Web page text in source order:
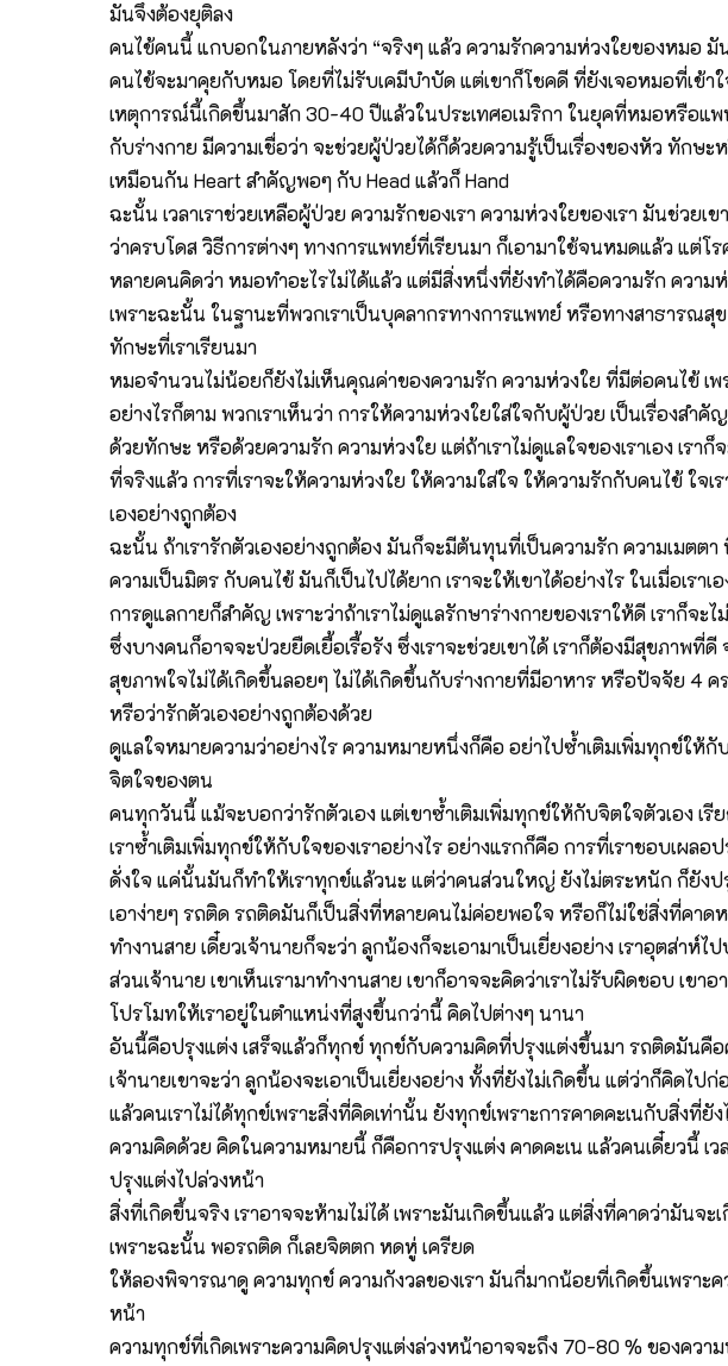
มันจึงต้องยุติลง
คนไข้คนนี้ แกบอกในภายหลังว่า “จริงๆ แล้ว ความรักความห่วงใยของหมอ
คนไข้จะมาคุยกับหมอ โดยที่ไม่รับเคมีบำบัด แต่เขาก็โชคดี ที่ยังเจอหมอที่เข้า
เหตุการณ์นี้เกิดขึ้นมาสัก 30-40 ปีแล้วในประเทศอเมริกา ในยุคที่หมอหรือแพ
กับร่างกาย มีความเชื่อว่า จะช่วยผู้ป่วยได้ก็ด้วยความรู้เป็นเรื่องของหัว ทัก
เหมือนกัน Heart สำคัญพอๆ กับ Head แล้วก็ Hand
ฉะนั้น เวลาเราช่วยเหลือผู้ป่วย ความรักของเรา ความห่วงใยของเรา มันช่ว
ว่าครบโดส วิธีการต่างๆ ทางการแพทย์ที่เรียนมา ก็เอามาใช้จนหมดแล้ว แต่โ
หลายคนคิดว่า หมอทำอะไรไม่ได้แล้ว แต่มีสิ่งหนึ่งที่ยังทำได้คือความรัก ความ
เพราะฉะนั้น ในฐานะที่พวกเราเป็นบุคลากรทางการแพทย์ หรือทางสาธารณ
ทักษะที่เราเรียนมา
หมอจำนวนไม่น้อยก็ยังไม่เห็นคุณค่าของความรัก ความห่วงใย ที่มีต่อคนไข้
อย่างไรก็ตาม พวกเราเห็นว่า การให้ความห่วงใยใส่ใจกับผู้ป่วย เป็นเรื่องสำ
ด้วยทักษะ หรือด้วยความรัก ความห่วงใย แต่ถ้าเราไม่ดูแลใจของเราเอง เราก็
ที่จริงแล้ว การที่เราจะให้ความห่วงใย ให้ความใส่ใจ ให้ความรักกับคนไข้ ใจ
เองอย่างถูกต้อง
ฉะนั้น ถ้าเรารักตัวเองอย่างถูกต้อง มันก็จะมีต้นทุนที่เป็นความรัก ความเมตต
ความเป็นมิตร กับคนไข้ มันก็เป็นไปได้ยาก เราจะให้เขาได้อย่างไร ในเมื่อเรา
การดูแลกายก็สำคัญ เพราะว่าถ้าเราไม่ดูแลรักษาร่างกายของเราให้ดี เราก็
ซึ่งบางคนก็อาจจะป่วยยืดเยื้อเรื้อรัง ซึ่งเราจะช่วยเขาได้ เราก็ต้องมีสุขภาพ
สุขภาพใจไม่ได้เกิดขึ้นลอยๆ ไม่ได้เกิดขึ้นกับร่างกายที่มีอาหาร หรือปัจจัย 4
หรือว่ารักตัวเองอย่างถูกต้องด้วย
ดูแลใจหมายความว่าอย่างไร ความหมายหนึ่งก็คือ อย่าไปซ้ำเติมเพิ่มทุกข์ให้กั
จิตใจของตน
คนทุกวันนี้ แม้จะบอกว่ารักตัวเอง แต่เขาซ้ำเติมเพิ่มทุกข์ให้กับจิตใจตัวเอง เ
เราซ้ำเติมเพิ่มทุกข์ให้กับใจของเราอย่างไร อย่างแรกก็คือ การที่เราชอบเผล
ดั่งใจ แค่นั้นมันก็ทำให้เราทุกข์แล้วนะ แต่ว่าคนส่วนใหญ่ ยังไม่ตระหนัก ก็ยังป
เอาง่ายๆ รถติด รถติดมันก็เป็นสิ่งที่หลายคนไม่ค่อยพอใจ หรือก็ไม่ใช่สิ่งที่คา
ทำงานสาย เดี๋ยวเจ้านายก็จะว่า ลูกน้องก็จะเอามาเป็นเยี่ยงอย่าง เราอุตส่าห์
ส่วนเจ้านาย เขาเห็นเรามาทำงานสาย เขาก็อาจจะคิดว่าเราไม่รับผิดชอบ เข
โปรโมทให้เราอยู่ในตำแหน่งที่สูงขึ้นกว่านี้ คิดไปต่างๆ นานา
อันนี้คือปรุงแต่ง เสร็จแล้วก็ทุกข์ ทุกข์กับความคิดที่ปรุงแต่งขึ้นมา รถติดมันคื
เจ้านายเขาจะว่า ลูกน้องจะเอาเป็นเยี่ยงอย่าง ทั้งที่ยังไม่เกิดขึ้น แต่ว่าก็คิดไ
แล้วคนเราไม่ได้ทุกข์เพราะสิ่งที่คิดเท่านั้น ยังทุกข์เพราะการคาดคะเนกับสิ่งที่
ความคิดด้วย คิดในความหมายนี้ ก็คือการปรุงแต่ง คาดคะเน แล้วคนเดี๋ยวนี้
ปรุงแต่งไปล่วงหน้า
สิ่งที่เกิดขึ้นจริง เราอาจจะห้ามไม่ได้ เพราะมันเกิดขึ้นแล้ว แต่สิ่งที่คาดว่ามันจ
เพราะฉะนั้น พอรถติด ก็เลยจิตตก หดหู่ เครียด
ให้ลองพิจารณาดู ความทุกข์ ความกังวลของเรา มันกี่มากน้อยที่เกิดขึ้นเพรา
หน้า
ความทุกข์ที่เกิดเพราะความคิดปรุงแต่งล่วงหน้าอาจจะถึง 70-80 % ของควา